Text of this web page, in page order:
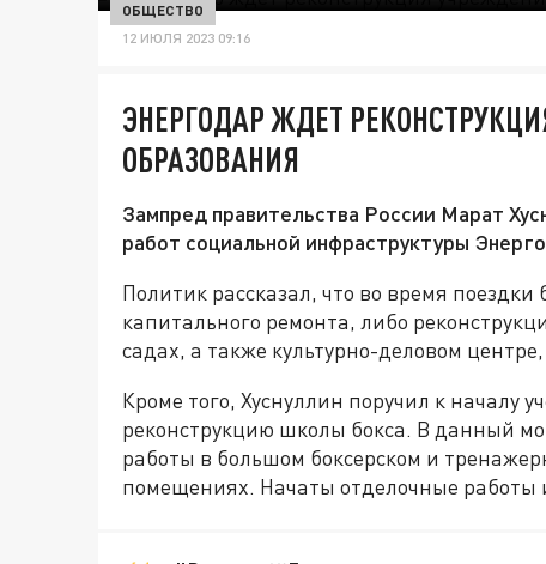
ОБЩЕСТВО
12 ИЮЛЯ 2023 09:16
ЭНЕРГОДАР ЖДЕТ
ОБРАЗОВАНИЯ
Зампред правительства России Марат
работ социальной инфраструктуры
Политик рассказал, что во время
капитального ремонта, либо
садах, а также культурно-деловом
Кроме того, Хуснуллин поручил к началу
реконструкцию школы бокса. В данный
работы в большом боксерском и
помещениях. Начаты отделочные работы